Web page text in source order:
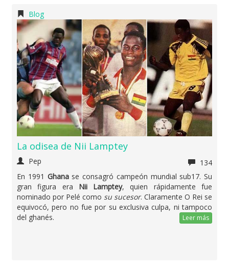
Blog
La odisea de Nii Lamptey
Pep
134
En 1991 Ghana se consagró campeón mundial sub17. Su
gran figura era Nii Lamptey, quien rápidamente fue
nominado por Pelé como su sucesor. Claramente O Rei se
equivocó, pero no fue por su exclusiva culpa, ni tampoco
del ghanés.
Leer más